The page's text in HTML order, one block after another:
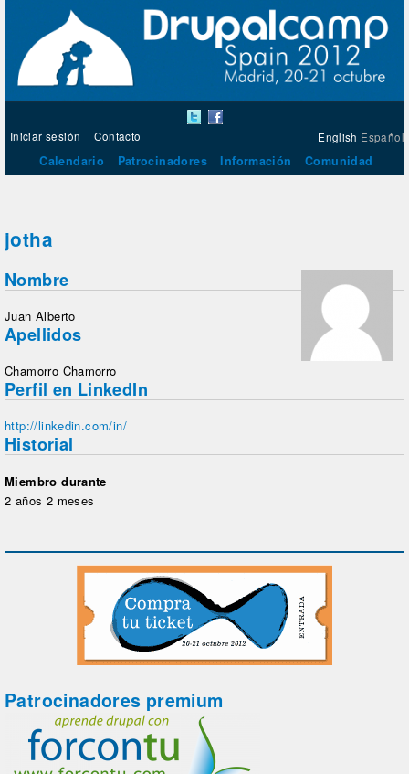
English Español
Iniciar sesión Contacto
Calendario Patrocinadores Información Comunidad
jotha
Nombre
Juan Alberto
Apellidos
Chamorro Chamorro
Perfil en LinkedIn
http://linkedin.com/in/
Historial
Miembro durante
2 años 2 meses
Patrocinadores premium